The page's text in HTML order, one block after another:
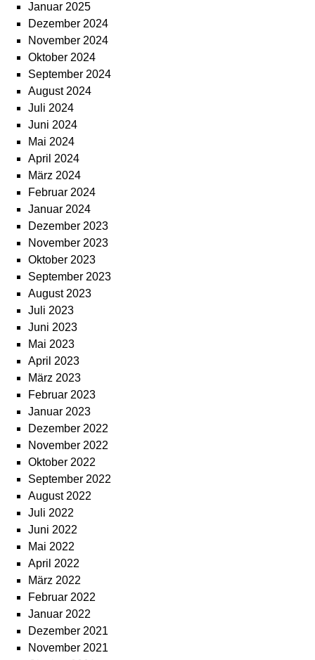
Januar 2025
Dezember 2024
November 2024
Oktober 2024
September 2024
August 2024
Juli 2024
Juni 2024
Mai 2024
April 2024
März 2024
Februar 2024
Januar 2024
Dezember 2023
November 2023
Oktober 2023
September 2023
August 2023
Juli 2023
Juni 2023
Mai 2023
April 2023
März 2023
Februar 2023
Januar 2023
Dezember 2022
November 2022
Oktober 2022
September 2022
August 2022
Juli 2022
Juni 2022
Mai 2022
April 2022
März 2022
Februar 2022
Januar 2022
Dezember 2021
November 2021